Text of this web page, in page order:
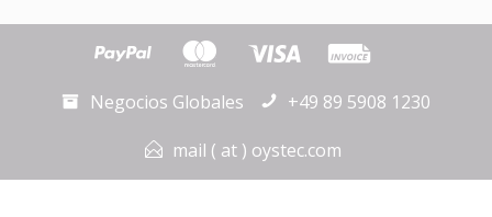
Negocios Globales
+49 89 5908 1230
mail ( at ) oystec.com